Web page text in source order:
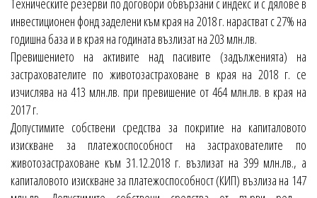
Техническите резерви по договори обвързани с индекс и с дялове в
инвестиционен фонд заделени към края на 2018 г. нарастват с 27% на
годишна база и в края на годината възлизат на 203 млн.лв.
Превишението на активите над пасивите (задълженията) на
застрахователите по животозастраховане в края на 2018 г. се
изчислява на 413 млн.лв. при превишение от 464 млн.лв. в края на
2017 г.
Допустимите собствени средства за покритие на капиталовото
изискване за платежоспособност на застрахователите по
животозастраховане към 31.12.2018 г. възлизат на 399 млн.лв., а
капиталовото изискване за платежоспособност (КИП) възлиза на 147